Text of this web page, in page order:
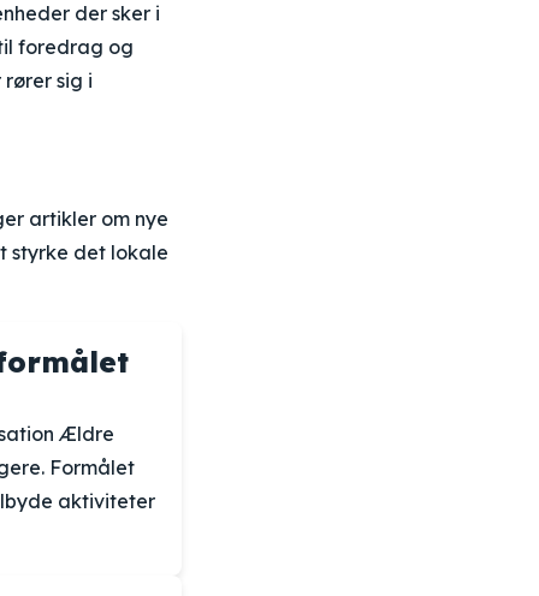
der sker i
foredrag og
sig i
artikler om nye
styrke det lokale
Ældre
Formålet
aktiviteter